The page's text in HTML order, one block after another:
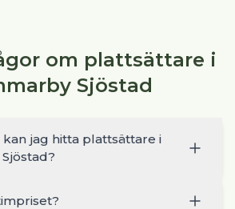
om plattsättare i
Sjöstad
jag hitta plattsättare i